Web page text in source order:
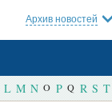
Архив новостей
L M N O P Q R S T